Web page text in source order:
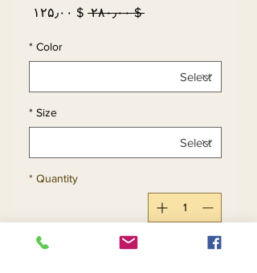
$ ۲۸۰٫۰۰
Regular
$ ۱۲۵٫۰۰
Color
*
Size
*
Quantity
*